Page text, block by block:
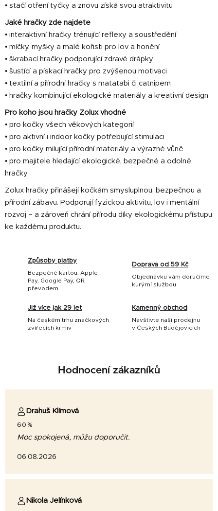
• stačí otření tyčky a znovu získá svou atraktivitu
Jaké hračky zde najdete
• interaktivní hračky trénující reflexy a soustředění
• míčky, myšky a malé kořisti pro lov a honění
• škrabací hračky podporující zdravé drápky
• šustící a pískací hračky pro zvýšenou motivaci
• textilní a přírodní hračky s matatabi či catnipem
• hračky kombinující ekologické materiály a kreativní design
Pro koho jsou hračky Zolux vhodné
• pro kočky všech věkových kategorií
• pro aktivní i indoor kočky potřebující stimulaci
• pro kočky milující přírodní materiály a výrazné vůně
• pro majitele hledající ekologické, bezpečné a odolné
hračky
Zolux hračky přinášejí kočkám smysluplnou, bezpečnou a
přírodní zábavu. Podporují fyzickou aktivitu, lov i mentální
rozvoj – a zároveň chrání přírodu díky ekologickému přístupu
ke každému produktu.
Způsoby platby
Bezpečné kartou, Apple
Pay, Google Pay, QR,
převodem...
Doprava od 59 Kč
Objednávku vám doručíme
kurýrní službou
Již více jak 29 let
Na českém trhu značkových
zvířecích krmiv
Kamenný obchod
Navštivte naši prodejnu
v Českých Budějovicích
Hodnocení zákazníků
Drahuš Klímová
60%
Moc spokojená, můžu doporučit.
06.08.2026
Nikola Jelínková